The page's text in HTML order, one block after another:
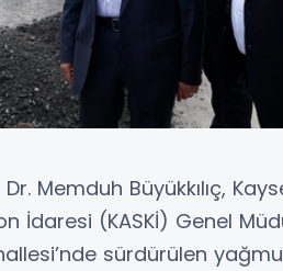
Memduh Büyükkılıç,
İdaresi (KASKİ) Genel
sürdürülen